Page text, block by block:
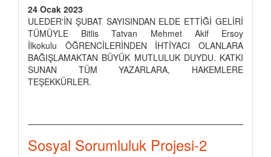
24 Ocak 2023
ULEDER'İN ŞUBAT SAYISINDAN ELDE ETTİĞİ GELİRİ
TÜMÜYLE Bitlis Tatvan Mehmet Akif Ersoy
İlkokulu ÖĞRENCİLERİNDEN İHTİYACI OLANLARA
BAĞIŞLAMAKTAN BÜYÜK MUTLULUK DUYDU. KATKI
SUNAN TÜM YAZARLARA, HAKEMLERE
TEŞEKKÜRLER.
Sosyal Sorumluluk Projesi-2